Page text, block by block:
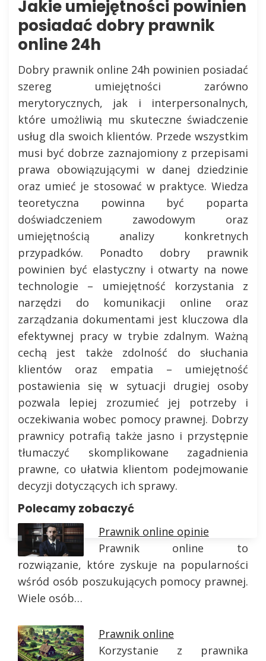
Jakie umiejętności powinien
posiadać dobry prawnik
online 24h
Dobry prawnik online 24h powinien posiadać
szereg umiejętności zarówno
merytorycznych, jak i interpersonalnych,
które umożliwią mu skuteczne świadczenie
usług dla swoich klientów. Przede wszystkim
musi być dobrze zaznajomiony z przepisami
prawa obowiązującymi w danej dziedzinie
oraz umieć je stosować w praktyce. Wiedza
teoretyczna powinna być poparta
doświadczeniem zawodowym oraz
umiejętnością analizy konkretnych
przypadków. Ponadto dobry prawnik
powinien być elastyczny i otwarty na nowe
technologie – umiejętność korzystania z
narzędzi do komunikacji online oraz
zarządzania dokumentami jest kluczowa dla
efektywnej pracy w trybie zdalnym. Ważną
cechą jest także zdolność do słuchania
klientów oraz empatia – umiejętność
postawienia się w sytuacji drugiej osoby
pozwala lepiej zrozumieć jej potrzeby i
oczekiwania wobec pomocy prawnej. Dobrzy
prawnicy potrafią także jasno i przystępnie
tłumaczyć skomplikowane zagadnienia
prawne, co ułatwia klientom podejmowanie
decyzji dotyczących ich sprawy.
Polecamy zobaczyć
Prawnik online opinie
Prawnik online to
rozwiązanie, które zyskuje na popularności
wśród osób poszukujących pomocy prawnej.
Wiele osób…
Prawnik online
Korzystanie z prawnika